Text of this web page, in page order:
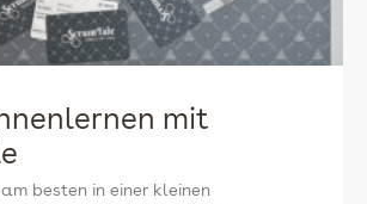
mit
besten in einer kleinen